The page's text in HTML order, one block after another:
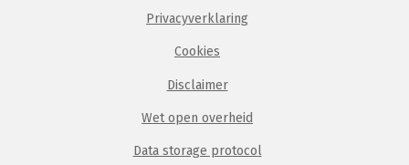
Privacyverklaring
Cookies
Disclaimer
Wet open overheid
Data storage protocol